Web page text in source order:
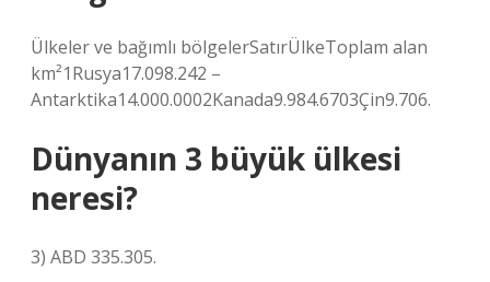
Ülkeler ve bağımlı bölgelerSatırÜlkeToplam alan
km²1Rusya17.098.242 –
Antarktika14.000.0002Kanada9.984.6703Çin9.706.
Dünyanın 3 büyük ülkesi
neresi?
3) ABD 335.305.